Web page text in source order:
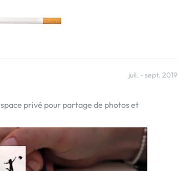
juil. - sept. 2019
privé pour partage de photos et